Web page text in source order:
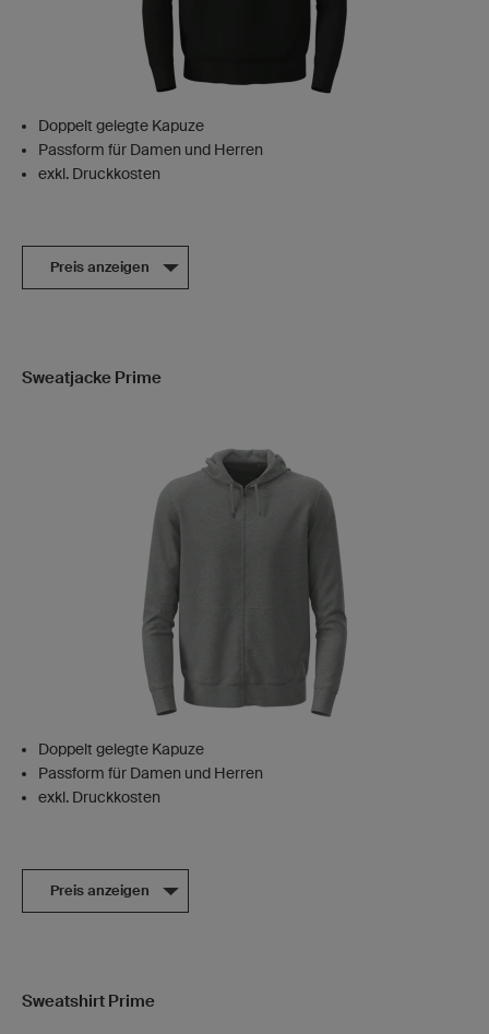
Doppelt gelegte Kapuze
Passform für Damen und Herren
exkl. Druckkosten
Preis anzeigen
Sweatjacke Prime
Doppelt gelegte Kapuze
Passform für Damen und Herren
exkl. Druckkosten
Preis anzeigen
Sweatshirt Prime